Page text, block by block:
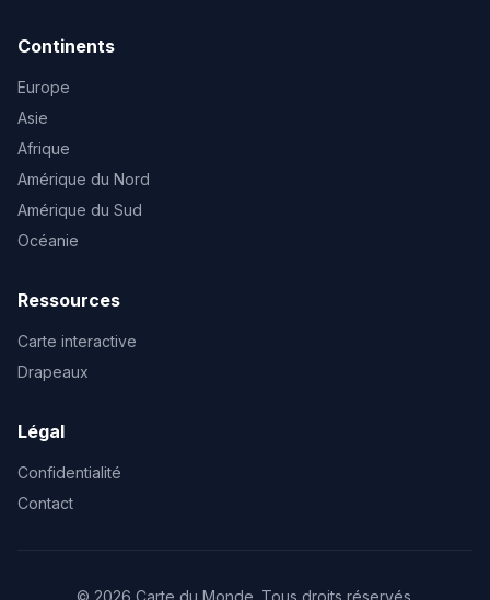
Continents
Europe
Asie
Afrique
Amérique du Nord
Amérique du Sud
Océanie
Ressources
Carte interactive
Drapeaux
Légal
Confidentialité
Contact
© 2026 Carte du Monde. Tous droits réservés.